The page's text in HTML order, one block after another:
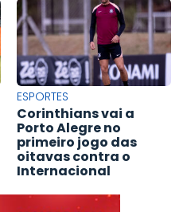
ESPORTES
Corinthians vai a
Porto Alegre no
primeiro jogo das
oitavas contra o
Internacional